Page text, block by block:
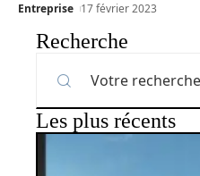
Entreprise 17 février 2023
Recherche
Les plus récents